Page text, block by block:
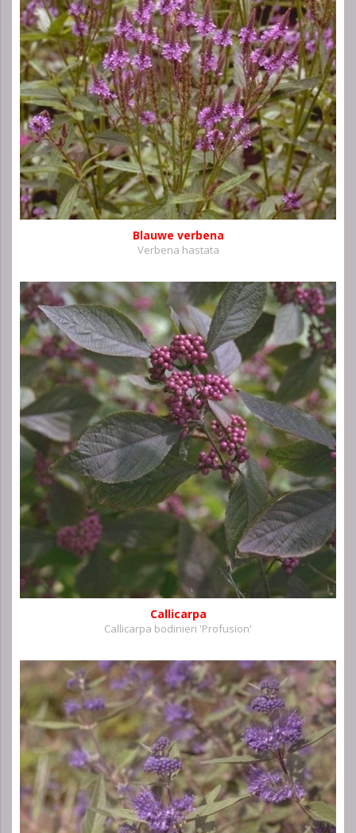
Blauwe verbena
Verbena hastata
Callicarpa
Callicarpa bodinieri 'Profusion'